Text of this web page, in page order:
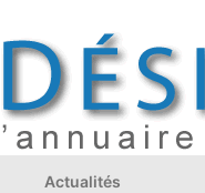
Actualités